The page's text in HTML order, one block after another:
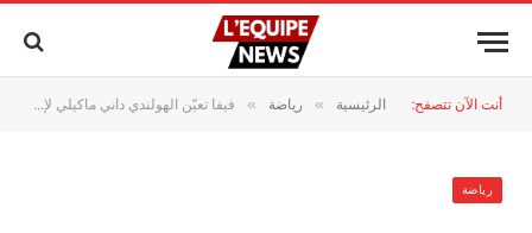
أنت الآن تتصفح: الرئيسية » رياضة » فيفا تعيّن الهولندي داني ماكيلي لإدارة مباراة المغرب وهايتي في كأس العالم 2026
رياضة